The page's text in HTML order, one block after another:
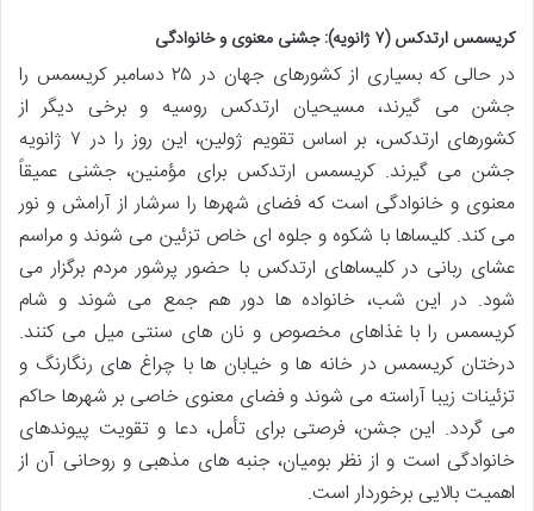
کریسمس ارتدکس (۷ ژانویه): جشنی معنوی و خانوادگی
در حالی که بسیاری از کشورهای جهان در ۲۵ دسامبر کریسمس را
جشن می گیرند، مسیحیان ارتدکس روسیه و برخی دیگر از
کشورهای ارتدکس، بر اساس تقویم ژولین، این روز را در ۷ ژانویه
جشن می گیرند. کریسمس ارتدکس برای مؤمنین، جشنی عمیقاً
معنوی و خانوادگی است که فضای شهرها را سرشار از آرامش و نور
می کند. کلیساها با شکوه و جلوه ای خاص تزئین می شوند و مراسم
عشای ربانی در کلیساهای ارتدکس با حضور پرشور مردم برگزار می
شود. در این شب، خانواده ها دور هم جمع می شوند و شام
کریسمس را با غذاهای مخصوص و نان های سنتی میل می کنند.
درختان کریسمس در خانه ها و خیابان ها با چراغ های رنگارنگ و
تزئینات زیبا آراسته می شوند و فضای معنوی خاصی بر شهرها حاکم
می گردد. این جشن، فرصتی برای تأمل، دعا و تقویت پیوندهای
خانوادگی است و از نظر بومیان، جنبه های مذهبی و روحانی آن از
اهمیت بالایی برخوردار است.